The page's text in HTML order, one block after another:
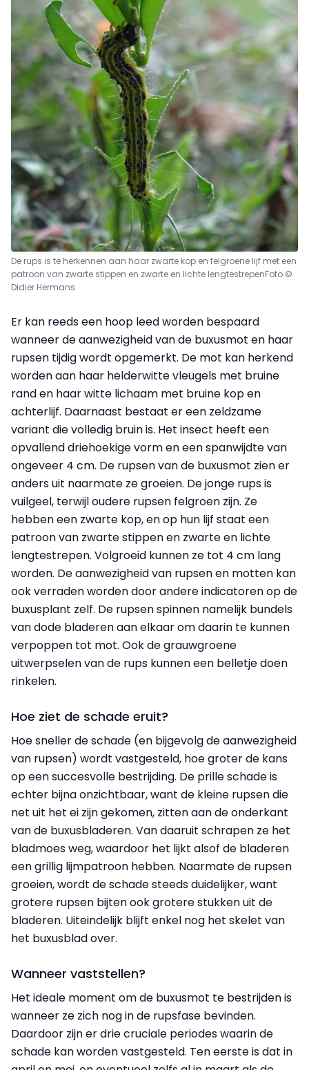
De rups is te herkennen aan haar zwarte kop en felgroene lijf met een
patroon van zwarte stippen en zwarte en lichte lengtestrepenFoto ©
Didier Hermans
Er kan reeds een hoop leed worden bespaard
wanneer de aanwezigheid van de buxusmot en haar
rupsen tijdig wordt opgemerkt. De mot kan herkend
worden aan haar helderwitte vleugels met bruine
rand en haar witte lichaam met bruine kop en
achterlijf. Daarnaast bestaat er een zeldzame
variant die volledig bruin is. Het insect heeft een
opvallend driehoekige vorm en een spanwijdte van
ongeveer 4 cm. De rupsen van de buxusmot zien er
anders uit naarmate ze groeien. De jonge rups is
vuilgeel, terwijl oudere rupsen felgroen zijn. Ze
hebben een zwarte kop, en op hun lijf staat een
patroon van zwarte stippen en zwarte en lichte
lengtestrepen. Volgroeid kunnen ze tot 4 cm lang
worden. De aanwezigheid van rupsen en motten kan
ook verraden worden door andere indicatoren op de
buxusplant zelf. De rupsen spinnen namelijk bundels
van dode bladeren aan elkaar om daarin te kunnen
verpoppen tot mot. Ook de grauwgroene
uitwerpselen van de rups kunnen een belletje doen
rinkelen.
Hoe ziet de schade eruit?
Hoe sneller de schade (en bijgevolg de aanwezigheid
van rupsen) wordt vastgesteld, hoe groter de kans
op een succesvolle bestrijding. De prille schade is
echter bijna onzichtbaar, want de kleine rupsen die
net uit het ei zijn gekomen, zitten aan de onderkant
van de buxusbladeren. Van daaruit schrapen ze het
bladmoes weg, waardoor het lijkt alsof de bladeren
een grillig lijmpatroon hebben. Naarmate de rupsen
groeien, wordt de schade steeds duidelijker, want
grotere rupsen bijten ook grotere stukken uit de
bladeren. Uiteindelijk blijft enkel nog het skelet van
het buxusblad over.
Wanneer vaststellen?
Het ideale moment om de buxusmot te bestrijden is
wanneer ze zich nog in de rupsfase bevinden.
Daardoor zijn er drie cruciale periodes waarin de
schade kan worden vastgesteld. Ten eerste is dat in